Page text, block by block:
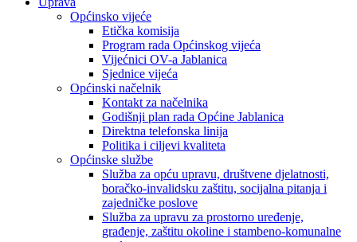
Općinsko vijeće
Etička komisija
Program rada Općinskog vijeća
Vijećnici OV-a Jablanica
Sjednice vijeća
Općinski načelnik
Kontakt za načelnika
Godišnji plan rada Općine Jablanica
Direktna telefonska linija
Politika i ciljevi kvaliteta
Općinske službe
Služba za opću upravu, društvene djelatnosti,
boračko-invalidsku zaštitu, socijalna pitanja i
zajedničke poslove
Služba za upravu za prostorno uređenje,
građenje, zaštitu okoline i stambeno-komunalne